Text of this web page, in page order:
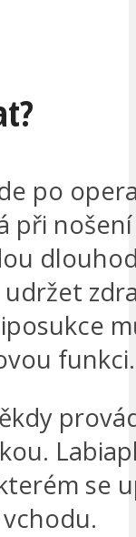
po
při
funkci.
se